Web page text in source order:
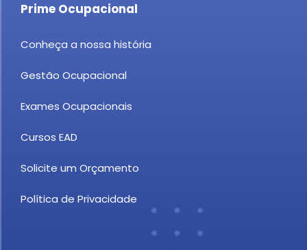
Prime Ocupacional
Conheça a nossa história
Gestão Ocupacional
Exames Ocupacionais
Cursos EAD
Solicite um Orçamento
Política de Privacidade